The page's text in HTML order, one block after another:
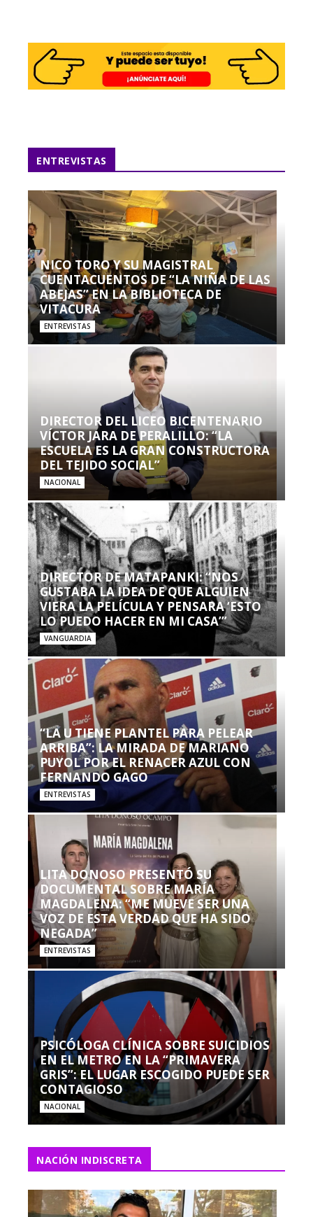
ENTREVISTAS
NICO TORO Y SU MAGISTRAL
CUENTACUENTOS DE “LA NIÑA DE LAS
ABEJAS” EN LA BIBLIOTECA DE
VITACURA
ENTREVISTAS
DIRECTOR DEL LICEO BICENTENARIO
VÍCTOR JARA DE PERALILLO: “LA
ESCUELA ES LA GRAN CONSTRUCTORA
DEL TEJIDO SOCIAL”
NACIONAL
DIRECTOR DE MATAPANKI: “NOS
GUSTABA LA IDEA DE QUE ALGUIEN
VIERA LA PELÍCULA Y PENSARA ‘ESTO
LO PUEDO HACER EN MI CASA’”
VANGUARDIA
“LA U TIENE PLANTEL PARA PELEAR
ARRIBA”: LA MIRADA DE MARIANO
PUYOL POR EL RENACER AZUL CON
FERNANDO GAGO
ENTREVISTAS
LITA DONOSO PRESENTÓ SU
DOCUMENTAL SOBRE MARÍA
MAGDALENA: “ME MUEVE SER UNA
VOZ DE ESTA VERDAD QUE HA SIDO
NEGADA”
ENTREVISTAS
PSICÓLOGA CLÍNICA SOBRE SUICIDIOS
EN EL METRO EN LA “PRIMAVERA
GRIS”: EL LUGAR ESCOGIDO PUEDE SER
CONTAGIOSO
NACIONAL
NACIÓN INDISCRETA